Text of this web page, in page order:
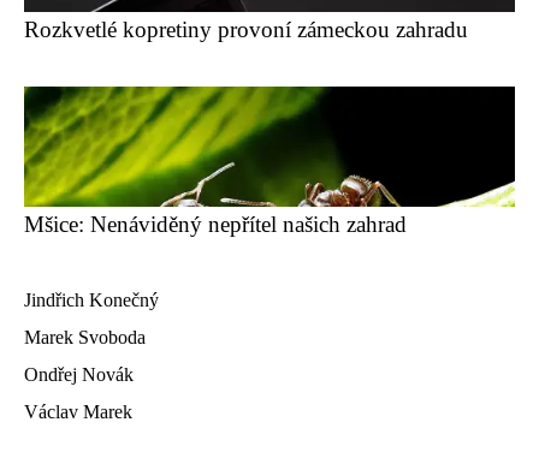
Rozkvetlé kopretiny provoní zámeckou zahradu
Mšice: Nenáviděný nepřítel našich zahrad
Jindřich Konečný
Marek Svoboda
Ondřej Novák
Václav Marek